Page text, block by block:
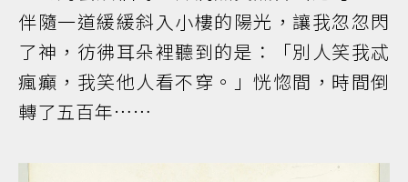
伴隨一道緩緩斜入小樓的陽光，讓我忽忽閃
了神，彷彿耳朵裡聽到的是：「別人笑我忒
瘋癲，我笑他人看不穿。」恍惚間，時間倒
轉了五百年……